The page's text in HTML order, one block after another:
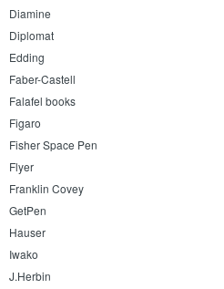
Diamine
Diplomat
Edding
Faber-Castell
Falafel books
Figaro
Fisher Space Pen
Flyer
Franklin Covey
GetPen
Hauser
Iwako
J.Herbin